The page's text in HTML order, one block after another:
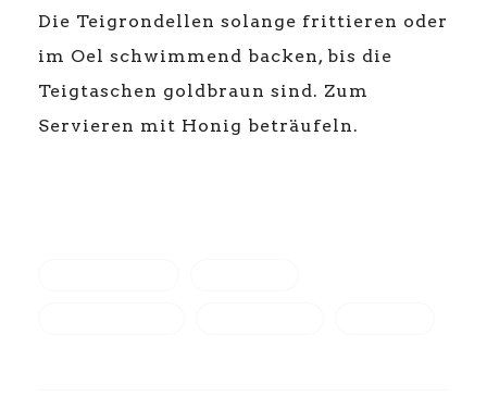
Die Teigrondellen solange frittieren oder
im Oel schwimmend backen, bis die
Teigtaschen goldbraun sind. Zum
Servieren mit Honig beträufeln.